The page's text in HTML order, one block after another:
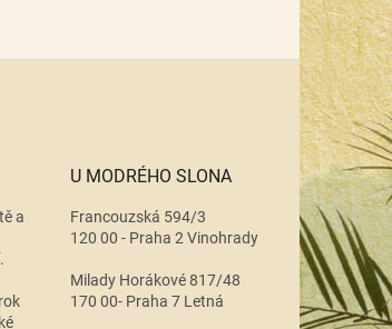
a
U MODRÉHO SLONA
Francouzská 594/3
120 00 - Praha 2 Vinohrady
Milady Horákové 817/48
170 00- Praha 7 Letná